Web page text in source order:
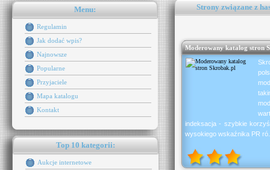
Menu:
Regulamin
Jak dodać wpis?
Najnowsze
Popularne
Przyjaciele
Mapa katalogu
Kontakt
Top 10 kategorii:
Aukcje internetowe
Strony związane z
Moderowany katalog stron
indeksacja - szybkie
wysokiego wskaźnika PR